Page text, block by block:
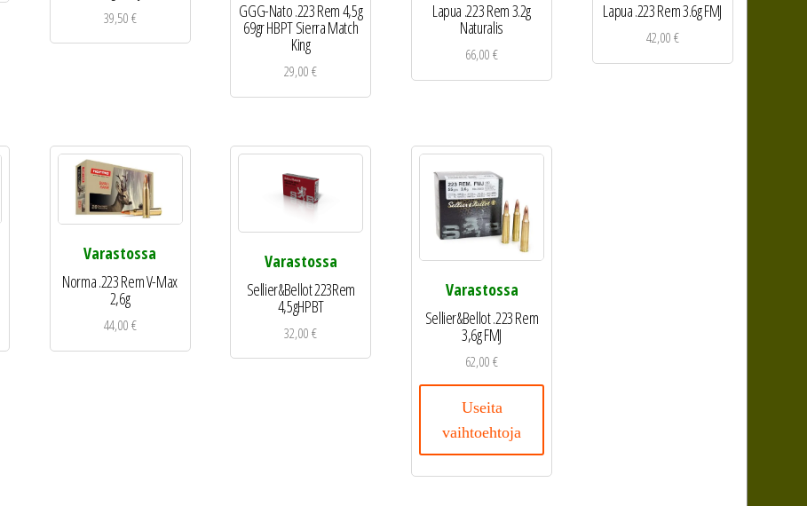
39,50€
GGG-Nato .223 Rem 4,5g
69gr HBPT Sierra Match
King
29,00€
Lapua .223 Rem 3.2g
Naturalis
66,00€
Lapua .223 Rem 3.6g FMJ
42,00€
Varastossa
Norma .223 Rem V-Max
2,6g
44,00€
Varastossa
Sellier&Bellot 223Rem
4,5gHPBT
32,00€
Varastossa
Sellier&Bellot .223 Rem
3,6g FMJ
62,00€
Useita
vaihtoehtoja